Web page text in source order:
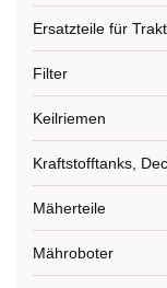
Ersatzteile für
Filter
Keilriemen
Kraftstofftanks,
Mäherteile
Mähroboter